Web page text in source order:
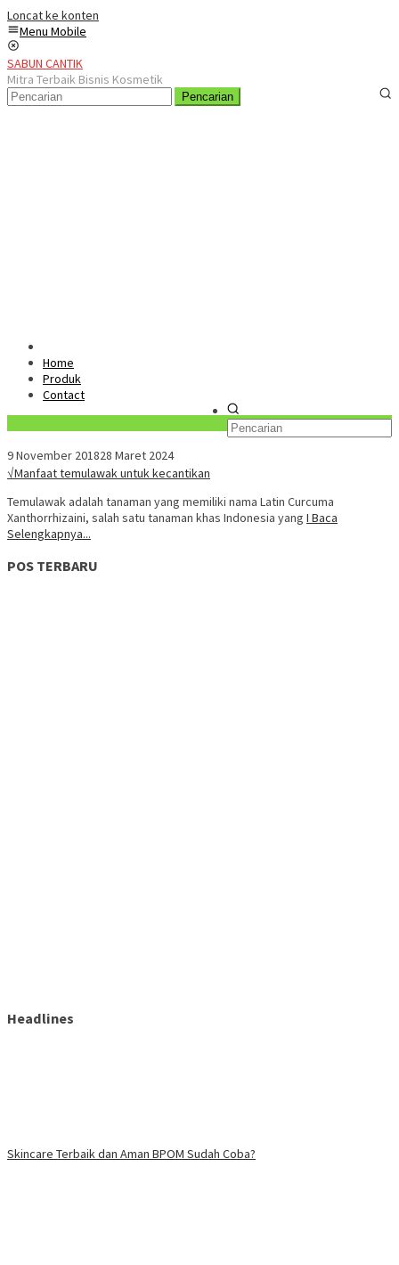
Loncat ke konten
Menu Mobile
SABUN CANTIK
Mitra Terbaik Bisnis Kosmetik
Pencarian
Home
Produk
Contact
9 November 201828 Maret 2024
√Manfaat temulawak untuk kecantikan
Temulawak adalah tanaman yang memiliki nama Latin Curcuma
Xanthorrhizaini, salah satu tanaman khas Indonesia yang I Baca
Selengkapnya...
POS TERBARU
Headlines
Skincare Terbaik dan Aman BPOM Sudah Coba?